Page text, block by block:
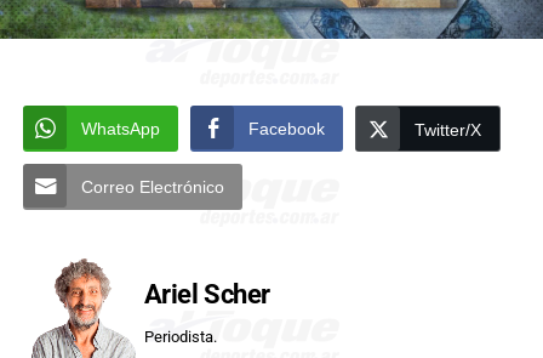
WhatsApp Facebook Twitter/X
Correo Electrónico
Ariel Scher
Periodista.